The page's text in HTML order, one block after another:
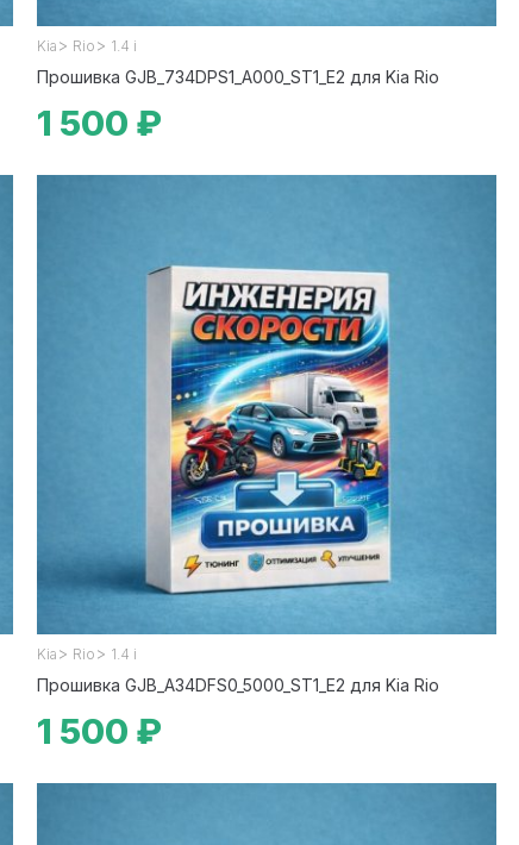
Kia > Rio > 1.4 i
Прошивка GJB_734DPS1_A000_ST1_E2 для Kia Rio
1 500 ₽
Kia > Rio > 1.4 i
Прошивка GJB_A34DFS0_5000_ST1_E2 для Kia Rio
1 500 ₽